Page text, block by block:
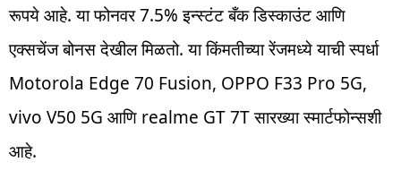
रूपये आहे. या फोनवर 7.5% इन्स्टंट बँक डिस्काउंट आणि
एक्सचेंज बोनस देखील मिळतो. या किंमतीच्या रेंजमध्ये याची स्पर्धा
Motorola Edge 70 Fusion, OPPO F33 Pro 5G,
vivo V50 5G आणि realme GT 7T सारख्या स्मार्टफोन्सशी
आहे.